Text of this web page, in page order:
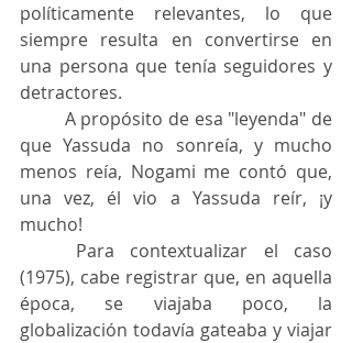
políticamente relevantes, lo que
siempre resulta en convertirse en
una persona que tenía seguidores y
detractores.
que Yassuda no sonreía, y mucho
menos reía, Nogami me contó que,
una vez, él vio a Yassuda reír, ¡y
mucho!
(1975), cabe registrar que, en aquella
época, se viajaba poco, la
globalización todavía gateaba y viajar